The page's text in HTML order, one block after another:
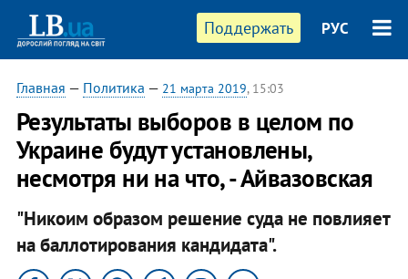
Поддержать РУС
Главная — Политика — 21 марта 2019, 15:03
Результаты выборов в целом по
Украине будут установлены,
несмотря ни на что, - Айвазовская
"Никоим образом решение суда не повлияет
на баллотирования кандидата".